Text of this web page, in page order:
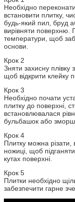
Необхідно
встановити плитку,
будь-який пил, бруд
вирівняти поверхню.
температури, щоб
основи.
Крок 2
Зняти захисну плівку
щоб відкрити клейку
Крок 3
Необхідно почати
плитку до поверхні,
встановлювалася
бульбашок або
Крок 4
Плитку можна
ножиці, щоб
кутах поверхні.
Крок 5
Плитки необхідно
забезпечити гарне